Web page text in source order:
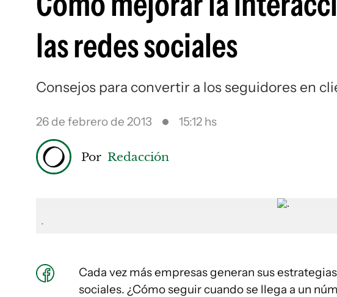
las redes sociales
Consejos para convertir a los seguidores en
26 de febrero de 2013 15:12 hs
Por Redacción
.
Cada vez más empresas generan sus
sociales. ¿Cómo seguir cuando se llega a un